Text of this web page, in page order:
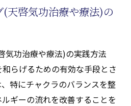
(天啓気功治療や療法)の
気功治療や療法)の実践方法
らげるための有効な手段とさ
特にチャクラのバランスを整
ギーの流れを改善することを